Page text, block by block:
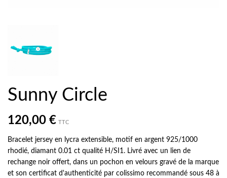
Sunny Circle
120,00 € TTC
Bracelet jersey en lycra extensible, motif en argent 925/1000
rhodié, diamant 0.01 ct qualité H/SI1. Livré avec un lien de
rechange noir offert, dans un pochon en velours gravé de la marque
et son certificat d'authenticité par colissimo recommandé sous 48 à